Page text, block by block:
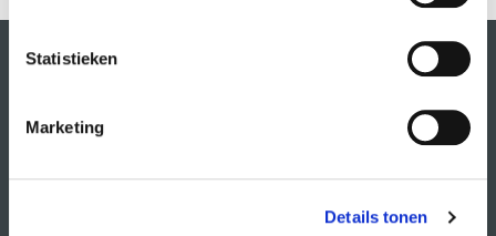
Statistieken
Marketing
Details tonen